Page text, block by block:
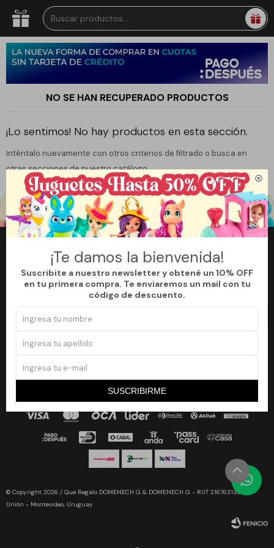

¡Te damos la bienvenida!
Suscribite a nuestro newsletter y obtené un 10% OFF
en tu primera compra. Te enviaremos un mail con tu
código de descuento.
SUSCRIBIRME
NO SE HAN RECUPERADO PRODUCTOS
¡Lo sentimos! No hay productos en esta sección.
Inténtalo nuevamente con otros criterios de filtrado o busca en
otras secciones de nuestro catálogo.
Newsletter
¡Suscribite a nuestro newsletter y accedé a un 10% off en tu primera
compra!
© Copyright 2026 / Que Regalo DOMENECH G & DOMENECH G - RUT 216763130019 -
Unión - Montevideo, Uruguay